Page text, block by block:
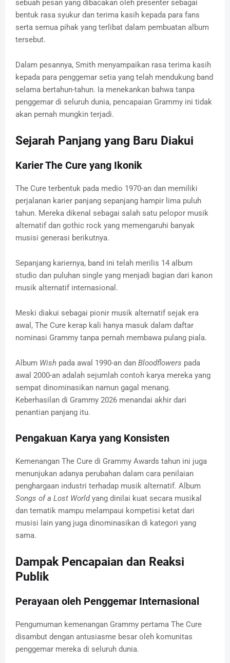
sebuah pesan yang dibacakan oleh presenter sebagai
bentuk rasa syukur dan terima kasih kepada para fans
serta semua pihak yang terlibat dalam pembuatan album
tersebut.
Dalam pesannya, Smith menyampaikan rasa terima kasih
kepada para penggemar setia yang telah mendukung band
selama bertahun-tahun. Ia menekankan bahwa tanpa
penggemar di seluruh dunia, pencapaian Grammy ini tidak
akan pernah mungkin terjadi.
Sejarah Panjang yang Baru Diakui
Karier The Cure yang Ikonik
The Cure terbentuk pada medio 1970-an dan memiliki
perjalanan karier panjang sepanjang hampir lima puluh
tahun. Mereka dikenal sebagai salah satu pelopor musik
alternatif dan gothic rock yang memengaruhi banyak
musisi generasi berikutnya.
Sepanjang kariernya, band ini telah merilis 14 album
studio dan puluhan single yang menjadi bagian dari kanon
musik alternatif internasional.
Meski diakui sebagai pionir musik alternatif sejak era
awal, The Cure kerap kali hanya masuk dalam daftar
nominasi Grammy tanpa pernah membawa pulang piala.
Album Wish pada awal 1990-an dan Bloodflowers pada
awal 2000-an adalah sejumlah contoh karya mereka yang
sempat dinominasikan namun gagal menang.
Keberhasilan di Grammy 2026 menandai akhir dari
penantian panjang itu.
Pengakuan Karya yang Konsisten
Kemenangan The Cure di Grammy Awards tahun ini juga
menunjukan adanya perubahan dalam cara penilaian
penghargaan industri terhadap musik alternatif. Album
Songs of a Lost Worldyang dinilai kuat secara musikal
dan tematik mampu melampaui kompetisi ketat dari
musisi lain yang juga dinominasikan di kategori yang
sama.
Dampak Pencapaian dan Reaksi
Publik
Perayaan oleh Penggemar Internasional
Pengumuman kemenangan Grammy pertama The Cure
disambut dengan antusiasme besar oleh komunitas
penggemar mereka di seluruh dunia.